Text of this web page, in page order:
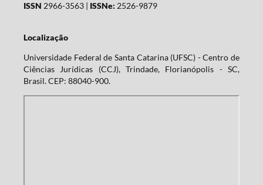
ISSN 2966-3563 | ISSNe: 2526-9879
Localização
Universidade Federal de Santa Catarina (UFSC) - Centro de
Ciências Jurídicas (CCJ), Trindade, Florianópolis - SC,
Brasil. CEP: 88040-900.